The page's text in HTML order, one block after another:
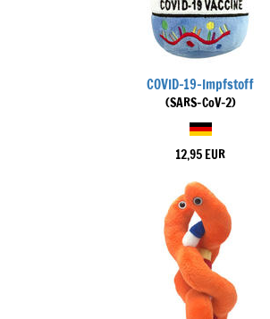
COVID-19-Impfstoff
(SARS-CoV-2)
12,95 EUR